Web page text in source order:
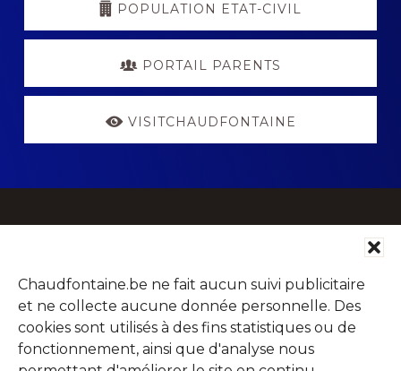
Chaudfontaine.be ne fait aucun suivi publicitaire
et ne collecte aucune donnée personnelle. Des
cookies sont utilisés à des fins statistiques ou de
fonctionnement, ainsi que d'analyse nous
POPULATION ETAT-CIVIL
PORTAIL PARENTS
VISITCHAUDFONTAINE
Avenue du Centenaire, 14
4053 Chaudfontaine (Embourg)